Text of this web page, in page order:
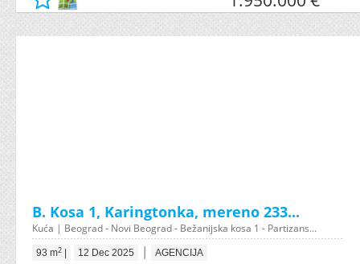
B. Kosa 1, Karingtonka, mereno 233...
Kuća | Beograd - Novi Beograd - Bežanijska kosa 1 - Partizans...
93 m2 12 Dec 2025 | AGENCIJA